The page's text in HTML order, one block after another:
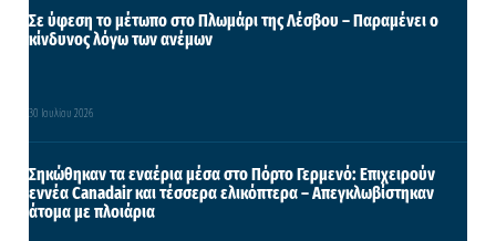
Σε ύφεση το μέτωπο στο Πλωμάρι της Λέσβου – Παραμένει ο
κίνδυνος λόγω των ανέμων
30 Ιουλίου 2026
Σηκώθηκαν τα εναέρια μέσα στο Πόρτο Γερμενό: Επιχειρούν
εννέα Canadair και τέσσερα ελικόπτερα – Απεγκλωβίστηκαν
άτομα με πλοιάρια